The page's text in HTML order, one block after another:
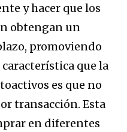
y hacer que los
obtengan un
promoviendo
característica que la
es que no
transacción. Esta
en diferentes